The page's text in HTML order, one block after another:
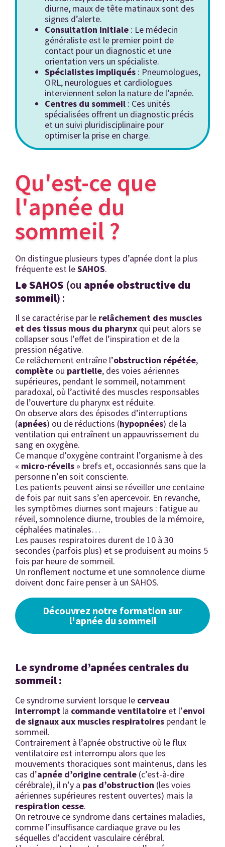
diurne, maux de tête matinaux sont des
signes d’alerte.
Consultation initiale : Le médecin
généraliste est le premier point de
contact pour un diagnostic et une
orientation vers un spécialiste.
Spécialistes impliqués : Pneumologues,
ORL, neurologues et cardiologues
interviennent selon la nature de l’apnée.
Centres du sommeil : Ces unités
spécialisées offrent un diagnostic précis
et un suivi pluridisciplinaire pour
optimiser la prise en charge.
Qu'est-ce que
l'apnée du
sommeil ?
On distingue plusieurs types d’apnée dont la plus
fréquente est leSAHOS.
Le SAHOS (ou apnée obstructive du
sommeil) :
Il se caractérise par le relâchement des muscles
et des tissus mous du pharynx qui peut alors se
collapser sous l’effet de l’inspiration et de la
pression négative.
Ce relâchement entraîne l’obstruction répétée,
complète ou partielle, des voies aériennes
supérieures, pendant le sommeil, notamment
paradoxal, où l’activité des muscles responsables
de l’ouverture du pharynx est réduite.
On observe alors des épisodes d’interruptions
(apnées) ou de réductions (hypopnées) de la
ventilation qui entraînent un appauvrissement du
sang en oxygène.
Ce manque d’oxygène contraint l’organisme à des
« micro-réveils » brefs et, occasionnés sans que la
personne n’en soit consciente.
Les patients peuvent ainsi se réveiller une centaine
de fois par nuit sans s’en apercevoir. En revanche,
les symptômes diurnes sont majeurs : fatigue au
réveil, somnolence diurne, troubles de la mémoire,
céphalées matinales…
Les pauses respiratoires durent de 10 à 30
secondes (parfois plus) et se produisent au moins 5
fois par heure de sommeil.
Un ronflement nocturne et une somnolence diurne
doivent donc faire penser à un SAHOS.
Découvrez notre formation sur
l'apnée du sommeil
Le syndrome d’apnées centrales du
sommeil :
Ce syndrome survient lorsque le cerveau
interrompt la commande ventilatoire et l’envoi
de signaux aux muscles respiratoires pendant le
sommeil.
Contrairement à l’apnée obstructive où le flux
ventilatoire est interrompu alors que les
mouvements thoraciques sont maintenus, dans les
cas d’apnée d’origine centrale (c’est-à-dire
cérébrale), il n’y a pas d’obstruction (les voies
aériennes supérieures restent ouvertes) mais la
respiration cesse.
On retrouve ce syndrome dans certaines maladies,
comme l’insuffisance cardiaque grave ou les
séquelles d’accident vasculaire cérébral.